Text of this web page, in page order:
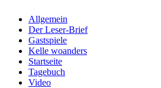
Allgemein
Der Leser-Brief
Gastspiele
Kelle woanders
Startseite
Tagebuch
Video